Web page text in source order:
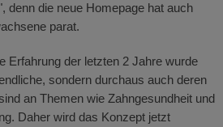
denn die neue Homepage hat auch
parat.
Erfahrung der letzten 2 Jahre wurde
sondern durchaus auch deren
an Themen wie Zahngesundheit und
Daher wird das Konzept jetzt